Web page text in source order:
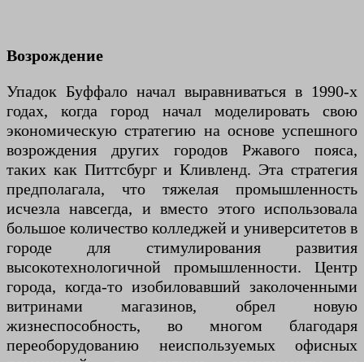
Возрождение
Упадок Буффало начал выравниваться в 1990-х
годах, когда город начал моделировать свою
экономическую стратегию на основе успешного
возрождения других городов Ржавого пояса,
таких как Питтсбург и Кливленд. Эта стратегия
предполагала, что тяжелая промышленность
исчезла навсегда, и вместо этого использовала
большое количество колледжей и университетов в
городе для стимулирования развития
высокотехнологичной промышленности. Центр
города, когда-то изобиловавший заколоченными
витринами магазинов, обрел новую
жизнеспособность, во многом благодаря
переоборудованию неиспользуемых офисных